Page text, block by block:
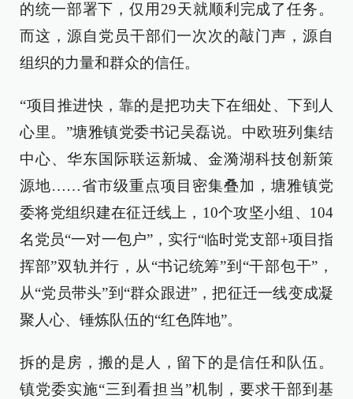
的统一部署下，仅用29天就顺利完成了任务。
而这，源自党员干部们一次次的敲门声，源自
组织的力量和群众的信任。
“项目推进快，靠的是把功夫下在细处、下到人
心里。”塘雅镇党委书记吴磊说。中欧班列集结
中心、华东国际联运新城、金漪湖科技创新策
源地……省市级重点项目密集叠加，塘雅镇党
委将党组织建在征迁线上，10个攻坚小组、104
名党员“一对一包户”，实行“临时党支部+项目指
挥部”双轨并行，从“书记统筹”到“干部包干”，
从“党员带头”到“群众跟进”，把征迁一线变成凝
聚人心、锤炼队伍的“红色阵地”。
拆的是房，搬的是人，留下的是信任和队伍。
镇党委实施“三到看担当”机制，要求干部到基